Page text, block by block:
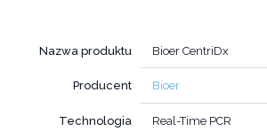
Nazwa produktu Bioer CentriDx
Producent Bioer
Technologia
Real-Time PCR